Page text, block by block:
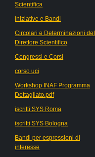
Scientifica
Iniziative e Bandi
Circolari e Determinazioni del
Direttore Scientifico
Congressi e Corsi
corso uci
Workshop INAF Programma
Dettagliato.pdf
iscritti SYS Roma
iscritti SYS Bologna
Bandi per espressioni di
interesse